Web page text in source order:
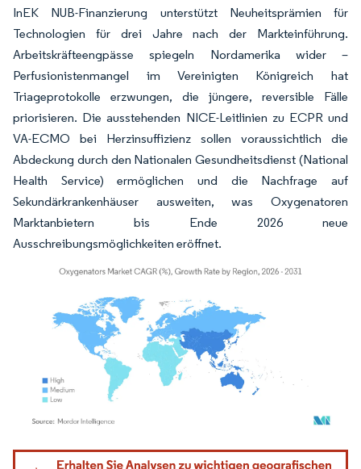
InEK NUB-Finanzierung unterstützt Neuheitsprämien für
Technologien für drei Jahre nach der Markteinführung.
Arbeitskräfteengpässe spiegeln Nordamerika wider –
Perfusionistenmangel im Vereinigten Königreich hat
Triageprotokolle erzwungen, die jüngere, reversible Fälle
priorisieren. Die ausstehenden NICE-Leitlinien zu ECPR und
VA-ECMO bei Herzinsuffizienz sollen voraussichtlich die
Abdeckung durch den Nationalen Gesundheitsdienst (National
Health Service) ermöglichen und die Nachfrage auf
Sekundärkrankenhäuser ausweiten, was Oxygenatoren
Marktanbietern bis Ende 2026 neue
Ausschreibungsmöglichkeiten eröffnet.
Bild © Mordor Intelligence. Wiederverwendung erfordert Namensnennung gemäß